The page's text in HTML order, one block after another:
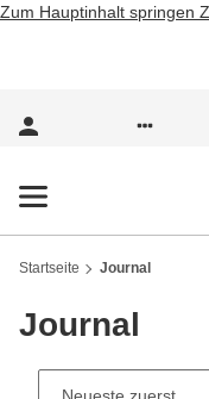
Zum Hauptinhalt springen
Startseite Journal
Journal